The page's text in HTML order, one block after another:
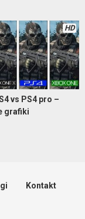
HD
vs PS4 pro –
grafiki
Kontakt